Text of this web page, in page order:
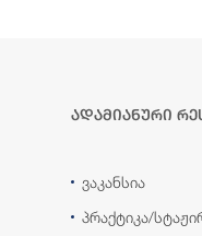
ადამიანური
ვაკანსია
პრაქტიკა/